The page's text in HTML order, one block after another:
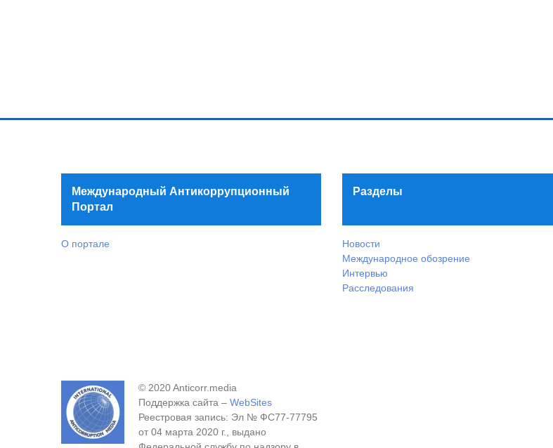
Международный Антикоррупционный
Портал
О портале
Разделы
Новости
Международное обозрение
Интервью
Расследования
© 2020 Anticorr.media
Поддержка сайта – WebSites
Реестровая запись: Эл № ФС77-77795
от 04 марта 2020 г., выдано